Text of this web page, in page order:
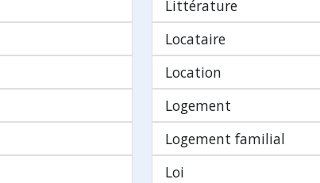
Littérature
Locataire
Location
Logement
Logement familial
Loi